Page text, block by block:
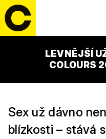
LEVNĚJŠÍ
COLOURS
16:00 – 16:30
GAMECHANGERS
Sex už dávno
blízkosti – stává